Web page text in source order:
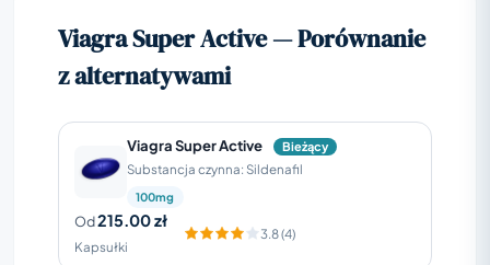
Viagra Super Active — Porównanie
z alternatywami
Viagra Super Active Bieżący
Substancja czynna: Sildenafil
100mg
Od215.00 zł
Kapsułki
3.8 (4)